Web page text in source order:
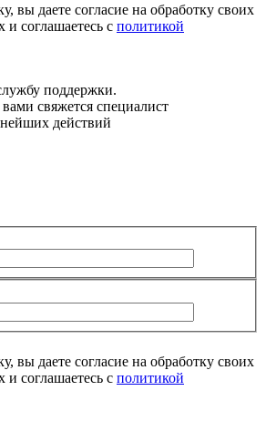
вы даете согласие на обработку своих
соглашаетесь с политикой
поддержки.
свяжется специалист
действий
вы даете согласие на обработку своих
соглашаетесь с политикой